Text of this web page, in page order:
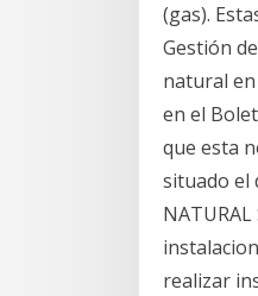
(gas).
Gestión
natural
en el
que esta
situado el
realizar